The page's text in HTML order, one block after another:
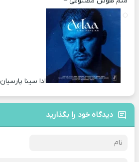
ادا سینا پارسیان
دیدگاه خود را بگذارید